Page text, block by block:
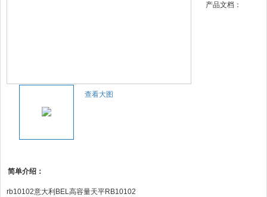
查看大图
产品文档：
简单介绍：
rb10102意大利BEL高容量天平RB10102